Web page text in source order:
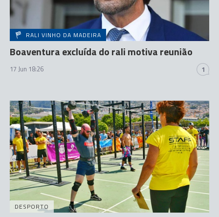
RALI VINHO DA MADEIRA
Boaventura excluída do rali motiva reunião
17 Jun 18:26 1
DESPORTO